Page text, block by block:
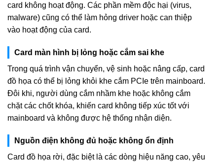
card không hoạt động. Các phần mềm độc hại (virus,
malware) cũng có thể làm hỏng driver hoặc can thiệp
vào hoạt động của card.
Card màn hình bị lỏng hoặc cắm sai khe
Trong quá trình vận chuyển, vệ sinh hoặc nâng cấp, card
đồ họa có thể bị lỏng khỏi khe cắm PCIe trên mainboard.
Đôi khi, người dùng cắm nhầm khe hoặc không cắm
chặt các chốt khóa, khiến card không tiếp xúc tốt với
mainboard và không được hệ thống nhận diện.
Nguồn điện không đủ hoặc không ổn định
Card đồ họa rời, đặc biệt là các dòng hiệu năng cao, yêu